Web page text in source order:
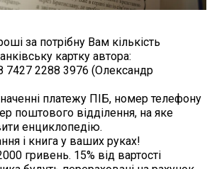
за потрібну Вам кількість
картку автора:
7427 2288 3976 (Олександр
платежу ПІБ, номер телефону
поштового відділення, на яке
енциклопедію.
і книга у ваших руках!
гривень. 15% від вартості